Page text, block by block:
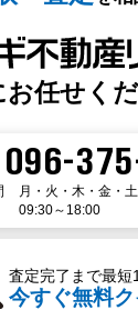
お任せく
096-
月・火・木・金・土
09:30～18:00
査定完了まで最短
今すぐ無料